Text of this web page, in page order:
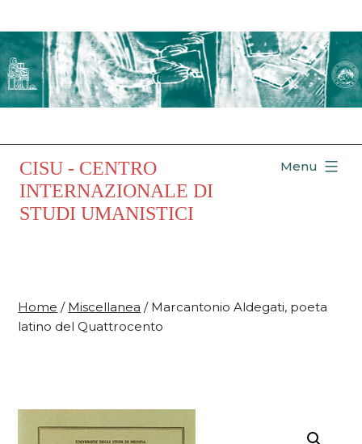
al
contenuto
CISU - CENTRO
INTERNAZIONALE DI
STUDI UMANISTICI
Menu
Home / Miscellanea / Marcantonio Aldegati, poeta
latino del Quattrocento